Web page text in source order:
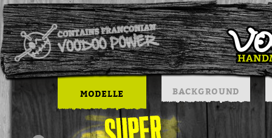
MODELLE BACKGROUND